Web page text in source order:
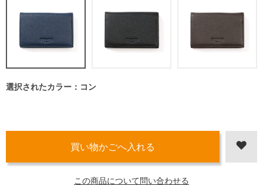
選択されたカラー：コン
この商品について問い合わせる